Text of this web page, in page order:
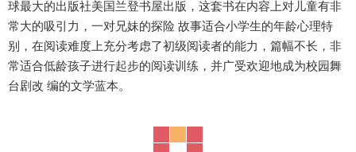
球最大的出版社美国兰登书屋出版，这套书在内容上对儿童有非
常大的吸引力，一对兄妹的探险 故事适合小学生的年龄心理特
别，在阅读难度上充分考虑了初级阅读者的能力，篇幅不长，非
常适合低龄孩子进行起步的阅读训练，并广受欢迎地成为校园舞
台剧改 编的文学蓝本。